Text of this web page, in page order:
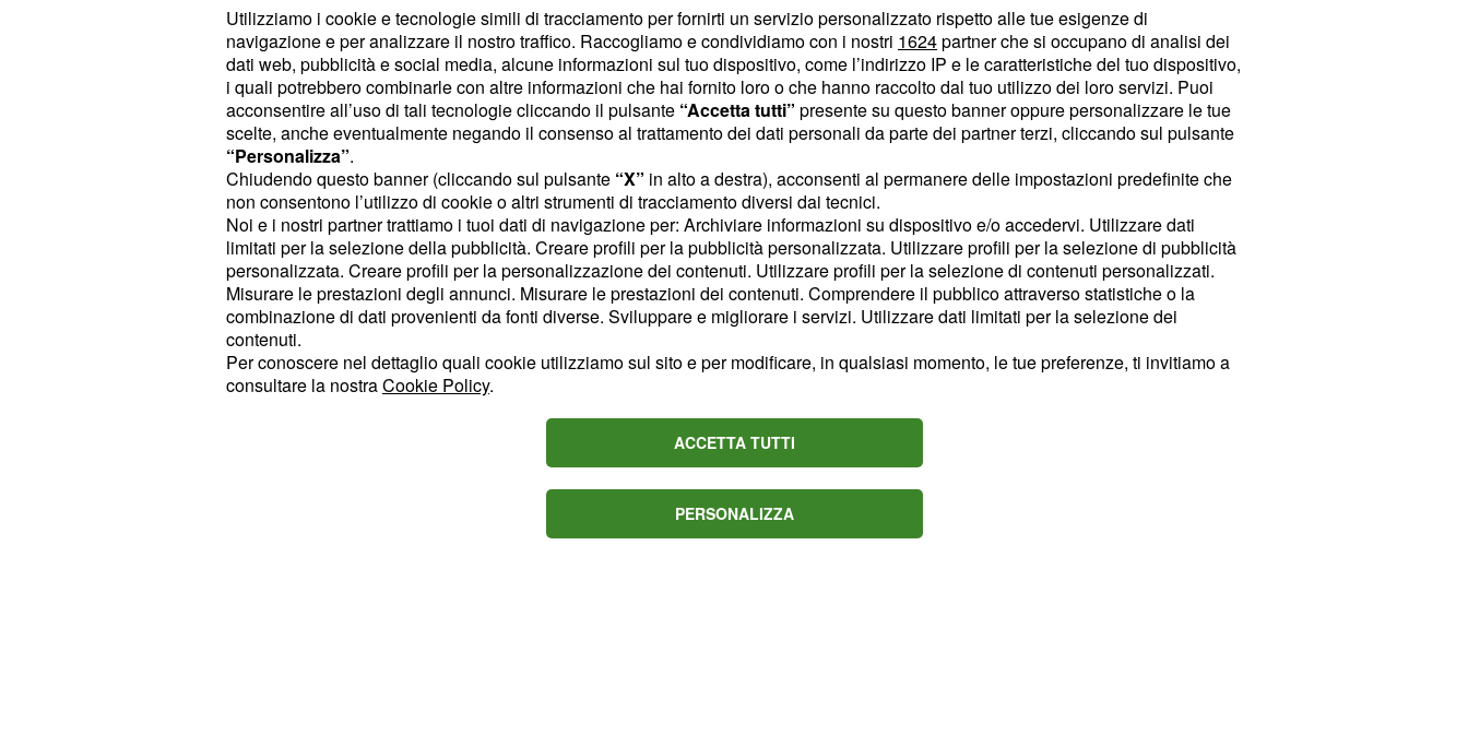
Intanto, l'Intersi sta muovendo anche per rinforzarela
fascia destra. Nel mirino del direttore sportivo Piero
Ausilioè finito uno dei migliori terzini destri d'Europa.
Inter, in arrivo Fabinho?
La dirigenza nerazzurraè molto attiva sul mercato in questo
periodo, dato che sta già lavorando per la prossima
sessione estiva.Piero Ausilioha avviato i contatti per un
forte esterno del Monaco, Fabinho. Si tratta di un giocatore
brasiliano di soli ventitré anni, che ha davvero impressionato
Ligue 1. Gli esperti lo considerano
per le sue caratteristiche tecniche. Il giocatore, infatti, ha
tecnica, corsa e una grande abilità nel cross. Il Monaco lo
valuta circa quindici milioni di euro, ma il colpo potrebbe
la dirigenza nerazzurraha ottimi
Utilizziamo i cookie e tecnologie simili di tracciamento per fornirti un servizio personalizzato rispetto alle tue esigenze di
navigazione e per analizzare il nostro traffico. Raccogliamo e condividiamo con i nostri 1624partner che si occupano di analisi dei
dati web, pubblicità e social media, alcune informazioni sul tuo dispositivo, come l’indirizzo IP e le caratteristiche del tuo dispositivo,
i quali potrebbero combinarle con altre informazioni che hai fornito loro o che hanno raccolto dal tuo utilizzo dei loro servizi. Puoi
acconsentire all’uso di tali tecnologie cliccando il pulsante “Accetta tutti” presente su questo banner oppure personalizzare le tue
scelte, anche eventualmente negando il consenso al trattamento dei dati personali da parte dei partner terzi, cliccando sul pulsante
“Personalizza”.
Chiudendo questo banner (cliccando sul pulsante “X” in alto a destra), acconsenti al permanere delle impostazioni predefinite che
non consentono l’utilizzo di cookie o altri strumenti di tracciamento diversi dai tecnici.
Noi e i nostri partner trattiamo i tuoi dati di navigazione per: Archiviare informazioni su dispositivo e/o accedervi. Utilizzare dati
limitati per la selezione della pubblicità. Creare profili per la pubblicità personalizzata. Utilizzare profili per la selezione di pubblicità
personalizzata. Creare profili per la personalizzazione dei contenuti. Utilizzare profili per la selezione di contenuti personalizzati.
Misurare le prestazioni degli annunci. Misurare le prestazioni dei contenuti. Comprendere il pubblico attraverso statistiche o la
combinazione di dati provenienti da fonti diverse. Sviluppare e migliorare i servizi. Utilizzare dati limitati per la selezione dei
contenuti.
Per conoscere nel dettaglio quali cookie utilizziamo sul sito e per modificare, in qualsiasi momento, le tue preferenze, ti invitiamo a
consultare la nostraCookie Policy.
ACCETTA TUTTI
PERSONALIZZA